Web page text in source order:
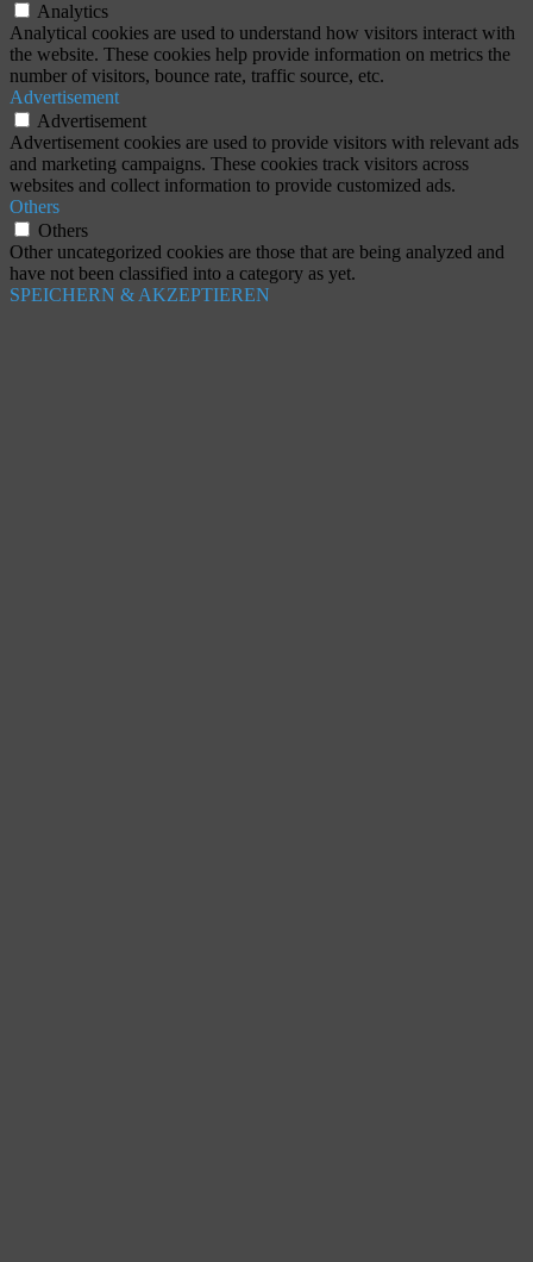
Analytics
Analytical cookies are used to understand how visitors interact with
the website. These cookies help provide information on metrics the
number of visitors, bounce rate, traffic source, etc.
Advertisement
Advertisement
Advertisement cookies are used to provide visitors with relevant ads
and marketing campaigns. These cookies track visitors across
websites and collect information to provide customized ads.
Others
Others
Other uncategorized cookies are those that are being analyzed and
have not been classified into a category as yet.
SPEICHERN & AKZEPTIEREN